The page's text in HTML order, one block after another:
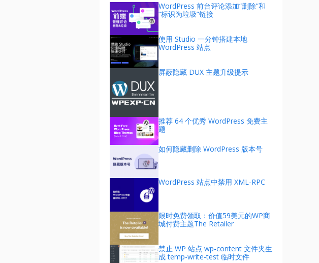
WordPress 前台评论添加“删除”和
“标识为垃圾”链接
使用 Studio 一分钟搭建本地
WordPress 站点
屏蔽隐藏 DUX 主题升级提示
推荐 64 个优秀 WordPress 免费主
题
如何隐藏删除 WordPress 版本号
WordPress 站点中禁用 XML-RPC
限时免费领取：价值59美元的WP商
城付费主题The Retailer
禁止 WP 站点 wp-content 文件夹生
成 temp-write-test 临时文件